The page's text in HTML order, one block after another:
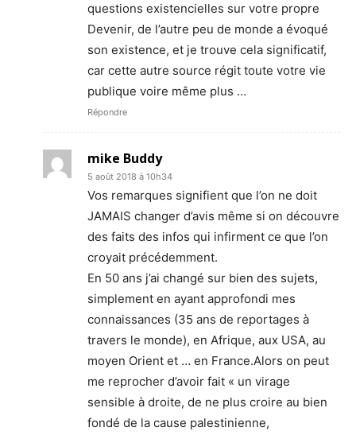
questions existencielles sur votre propre
Devenir, de l’autre peu de monde a évoqué
son existence, et je trouve cela significatif,
car cette autre source régit toute votre vie
publique voire même plus …
Répondre
mike Buddy
5 août 2018 à 10h34
Vos remarques signifient que l’on ne doit
JAMAIS changer d’avis même si on découvre
des faits des infos qui infirment ce que l’on
croyait précédemment.
En 50 ans j’ai changé sur bien des sujets,
simplement en ayant approfondi mes
connaissances (35 ans de reportages à
travers le monde), en Afrique, aux USA, au
moyen Orient et … en France.Alors on peut
me reprocher d’avoir fait « un virage
sensible à droite, de ne plus croire au bien
fondé de la cause palestinienne,